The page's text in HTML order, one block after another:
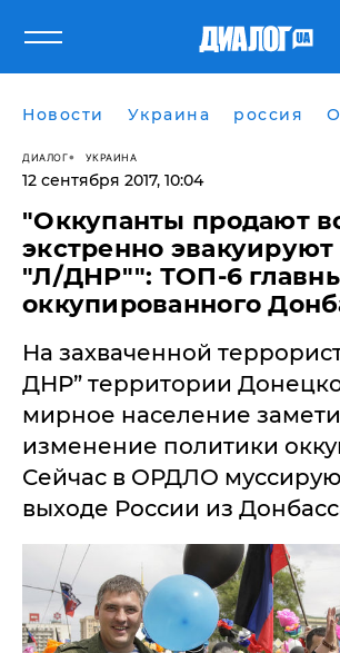
Новости Украина россия
ДИАЛОГ УКРАИНА
12 сентября 2017, 10:04
"Оккупанты продают
экстренно
"Л/ДНР"": ТОП-6
оккупированного
​На захваченной
ДНР” территории
мирное население
изменение политики
Сейчас в ОРДЛО
выходе России из